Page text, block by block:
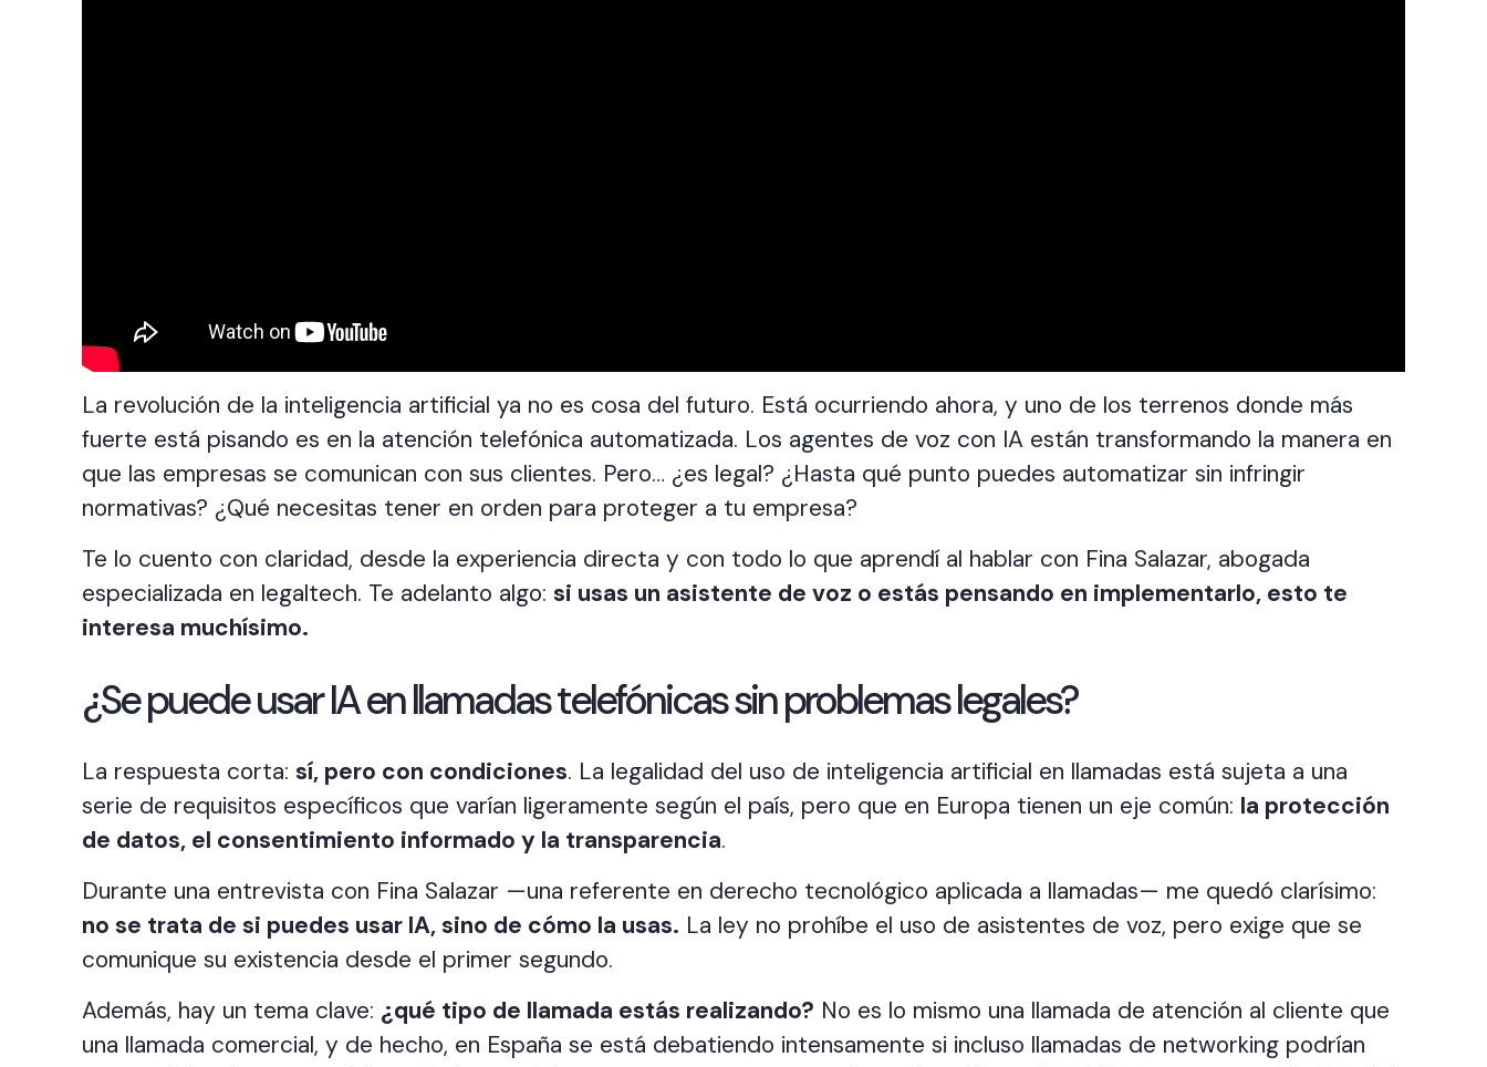
La revolución de la inteligencia artificial ya no es cosa del futuro. Está ocurriendo ahora, y uno de los terrenos donde más
fuerte está pisando es en la atención telefónica automatizada. Los agentes de voz con IA están transformando la manera en
que las empresas se comunican con sus clientes. Pero… ¿es legal? ¿Hasta qué punto puedes automatizar sin infringir
normativas? ¿Qué necesitas tener en orden para proteger a tu empresa?
Te lo cuento con claridad, desde la experiencia directa y con todo lo que aprendí al hablar con Fina Salazar, abogada
especializada en legaltech. Te adelanto algo:si usas un asistente de voz o estás pensando en implementarlo, esto te
interesa muchísimo.
¿Se puede usar IA en llamadas telefónicas sin problemas legales?
La respuesta corta:sí, pero con condiciones. La legalidad del uso de inteligencia artificial en llamadas está sujeta a una
serie de requisitos específicos que varían ligeramente según el país, pero que en Europa tienen un eje común: la protección
de datos, el consentimiento informado y la transparencia.
Durante una entrevista con Fina Salazar —una referente en derecho tecnológico aplicada a llamadas— me quedó clarísimo:
no se trata de si puedes usar IA, sino de cómo la usas. La ley no prohíbe el uso de asistentes de voz, pero exige que se
comunique su existencia desde el primer segundo.
Además, hay un tema clave: ¿qué tipo de llamada estás realizando? No es lo mismo una llamada de atención al cliente que
una llamada comercial, y de hecho, en España se está debatiendo intensamente si incluso llamadas de networking podrían